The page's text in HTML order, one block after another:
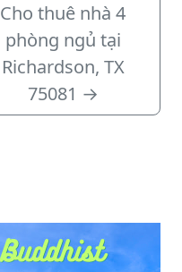
Cho thuê nhà 4
phòng ngủ tại
Richardson, TX
75081 →